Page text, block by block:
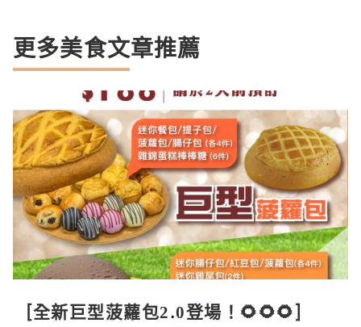
更多美食文章推薦
[全新巨型菠蘿包2.0登場！🌻🌻🌻]